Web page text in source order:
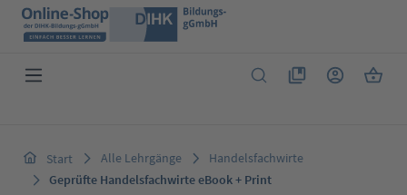
Zum Hauptinhalt springen
Du hast 0 Produkte
Start Alle Lehrgänge
Handelsfachwirte
Geprüfte Handelsfachwirte eBook + Print